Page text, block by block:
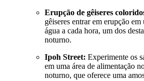
Erupção de gêiseres
gêiseres entrar em erupção
água a cada hora, um dos
noturno.
Ipoh Street: Experimente os
em uma área de alimentação
noturno, que oferece uma